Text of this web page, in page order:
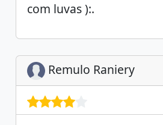
com luvas ):.
Remulo Raniery